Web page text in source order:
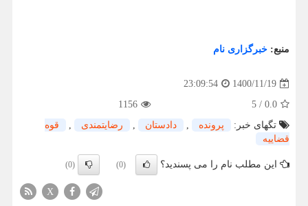
منبع: خبرگزاری نام
1400/11/19
23:09:54
0.0
/
5
1156
تگهای خبر:
پرونده , دادستان , رضایتمندی ,
قوه
قضاییه
این مطلب نام را می پسندید؟ (0)
(0)
X